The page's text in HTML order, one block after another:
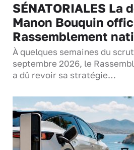
SÉNATORIALES La
Manon Bouquin
Rassemblement
À quelques semaines du
septembre 2026, le
a dû revoir sa stratégie…